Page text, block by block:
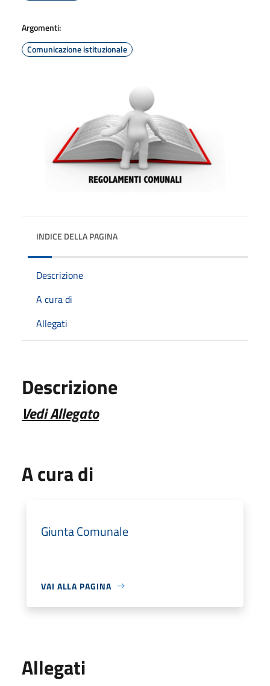
Argomenti:
Comunicazione istituzionale
INDICE DELLA PAGINA
Descrizione
A cura di
Allegati
Descrizione
Vedi Allegato
A cura di
Giunta Comunale
VAI ALLA PAGINA
Allegati